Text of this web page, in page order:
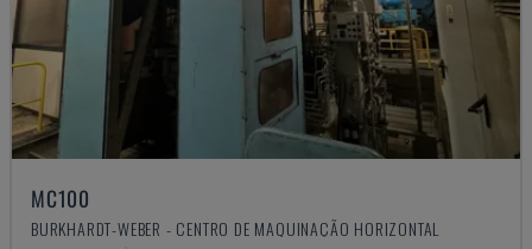
MC100
BURKHARDT-WEBER - CENTRO DE MAQUINAÇÃO HORIZONTAL